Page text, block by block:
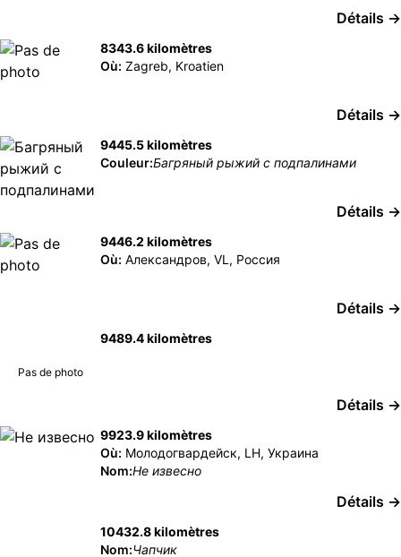
Détails →
8343.6 kilomètres
Où: Zagreb, Kroatien
Détails →
9445.5 kilomètres
Couleur:Багряный рыжий с подпалинами
Détails →
9446.2 kilomètres
Où: Александров, VL, Россия
Détails →
Pas de photo
9489.4 kilomètres
Détails →
9923.9 kilomètres
Où: Молодогвардейск, LH, Украина
Nom:Не извесно
Détails →
10432.8 kilomètres
Nom:Чапчик